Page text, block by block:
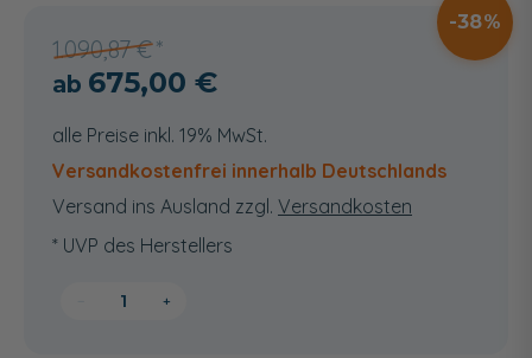
1.090,87 €
38
675,00 €
alle Preise inkl. 19% MwSt.
Versandkostenfrei innerhalb Deutschlands
Versand ins Ausland zzgl. Versandkosten
* UVP des Herstellers
+